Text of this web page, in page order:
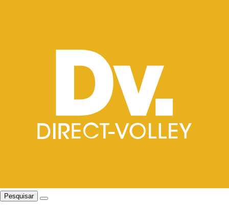
Pesquisar